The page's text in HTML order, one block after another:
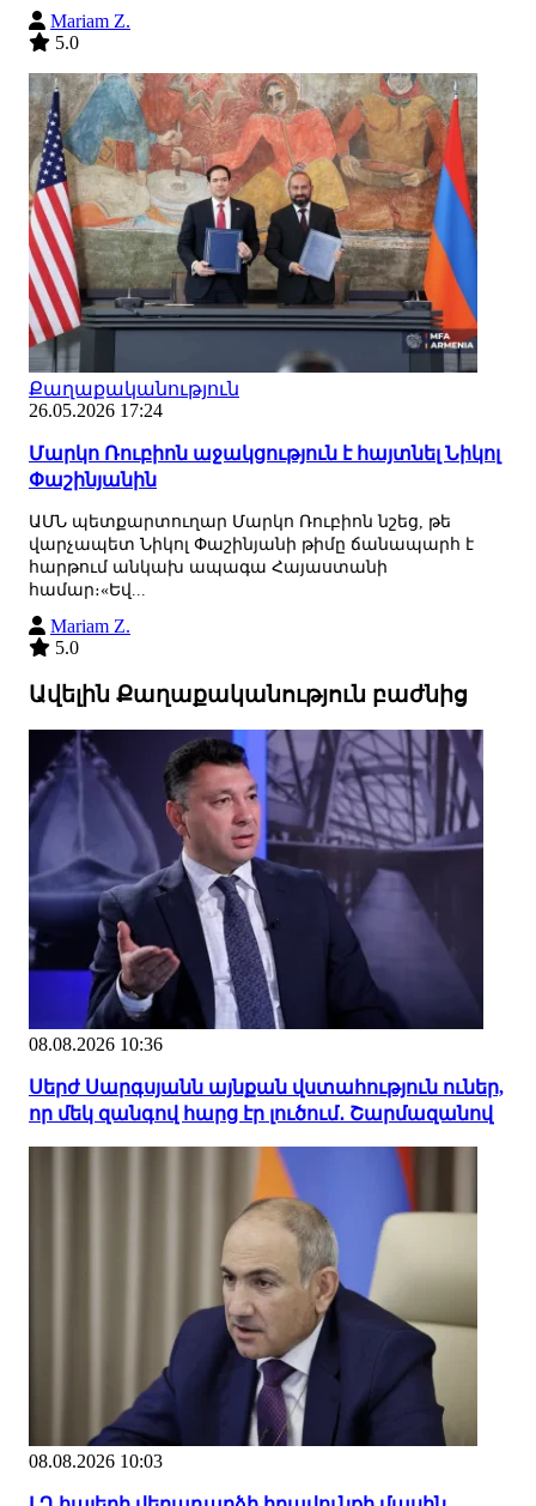
Mariam Z.
5.0
Քաղաքականություն
26.05.2026 17:24
Մարկո Ռուբիոն աջակցություն է հայտնել Նիկոլ
Փաշինյանին
ԱՄՆ պետքարտուղար Մարկո Ռուբիոն նշեց, թե
վարչապետ Նիկոլ Փաշինյանի թիմը ճանապարհ է
հարթում անկախ ապագա Հայաստանի
համար։«Եվ...
Mariam Z.
5.0
Ավելին Քաղաքականություն բաժնից
08.08.2026 10:36
Սերժ Սարգսյանն այնքան վստահություն ուներ,
որ մեկ զանգով հարց էր լուծում․ Շարմազանով
08.08.2026 10:03